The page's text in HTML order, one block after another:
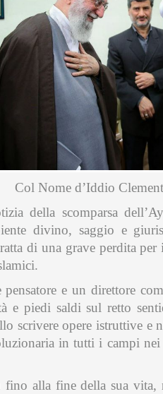
Col Nome d’Iddio
della scomparsa
divino, saggio e
di una grave perdita
e un direttore
e piedi saldi sul retto
scrivere opere istruttive
in tutti i campi nei
alla fine della sua vita,